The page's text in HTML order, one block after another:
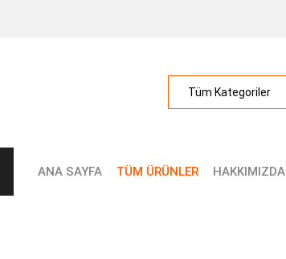
ANA SAYFA TÜM ÜRÜNLER HAKKIMIZDA